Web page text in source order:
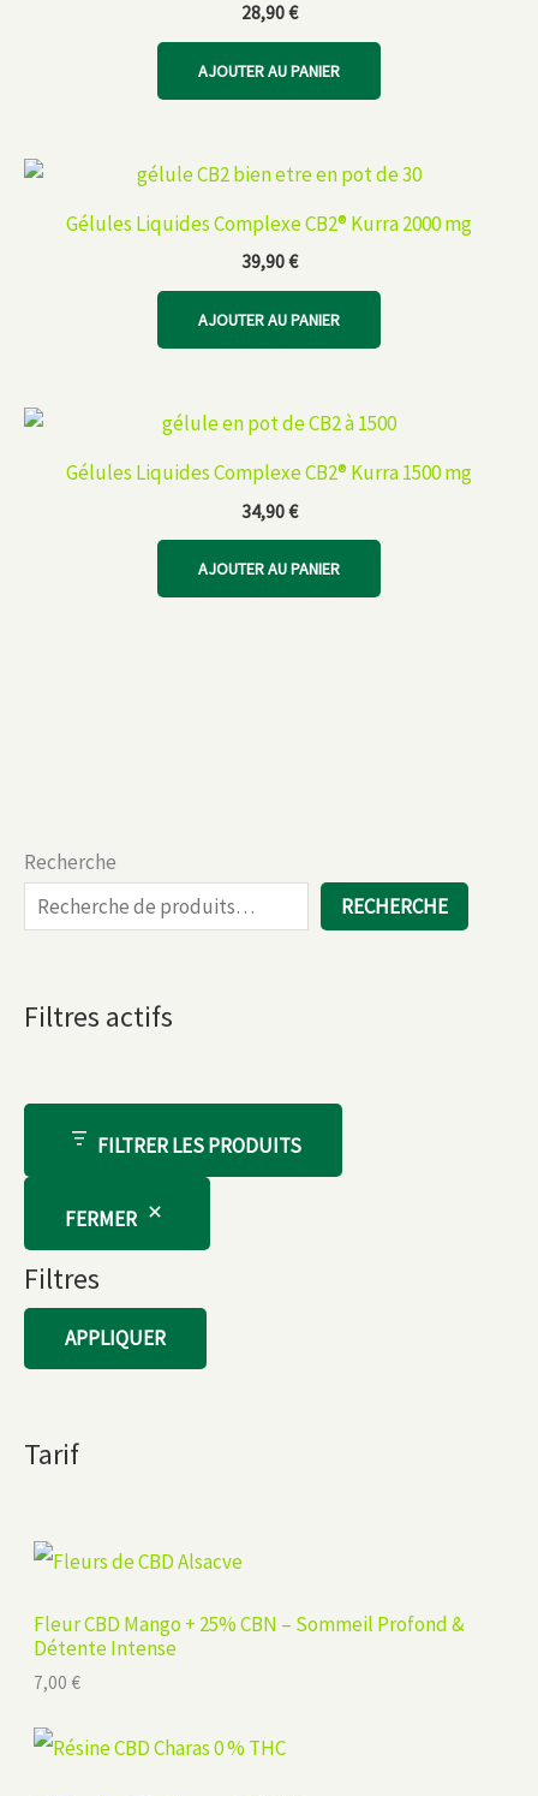
Recherche
RECHERCHE
Filtres actifs
FILTRER LES PRODUITS
FERMER
Filtres
APPLIQUER
Tarif
Fleur CBD Mango + 25% CBN – Sommeil Profond &
Détente Intense
7,00 €
28,90€
AJOUTER AU PANIER
Gélules Liquides Complexe CB2® Kurra 2000 mg
39,90€
AJOUTER AU PANIER
Gélules Liquides Complexe CB2® Kurra 1500 mg
34,90€
AJOUTER AU PANIER